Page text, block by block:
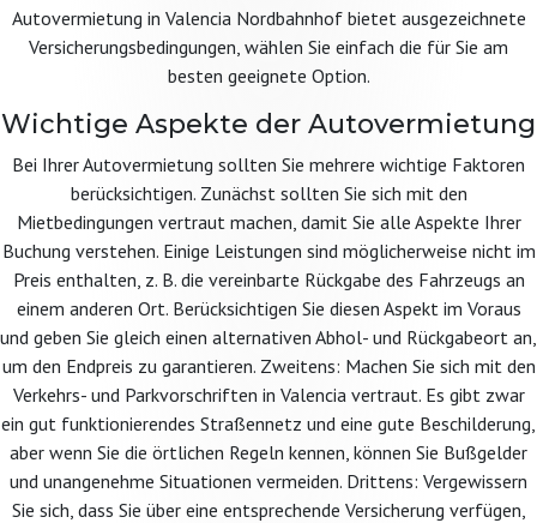
Autovermietung in Valencia Nordbahnhof bietet ausgezeichnete
Versicherungsbedingungen, wählen Sie einfach die für Sie am
besten geeignete Option.
Wichtige Aspekte der Autovermietung
Bei Ihrer Autovermietung sollten Sie mehrere wichtige Faktoren
berücksichtigen. Zunächst sollten Sie sich mit den
Mietbedingungen vertraut machen, damit Sie alle Aspekte Ihrer
Buchung verstehen. Einige Leistungen sind möglicherweise nicht im
Preis enthalten, z. B. die vereinbarte Rückgabe des Fahrzeugs an
einem anderen Ort. Berücksichtigen Sie diesen Aspekt im Voraus
und geben Sie gleich einen alternativen Abhol- und Rückgabeort an,
um den Endpreis zu garantieren. Zweitens: Machen Sie sich mit den
Verkehrs- und Parkvorschriften in Valencia vertraut. Es gibt zwar
ein gut funktionierendes Straßennetz und eine gute Beschilderung,
aber wenn Sie die örtlichen Regeln kennen, können Sie Bußgelder
und unangenehme Situationen vermeiden. Drittens: Vergewissern
Sie sich, dass Sie über eine entsprechende Versicherung verfügen,